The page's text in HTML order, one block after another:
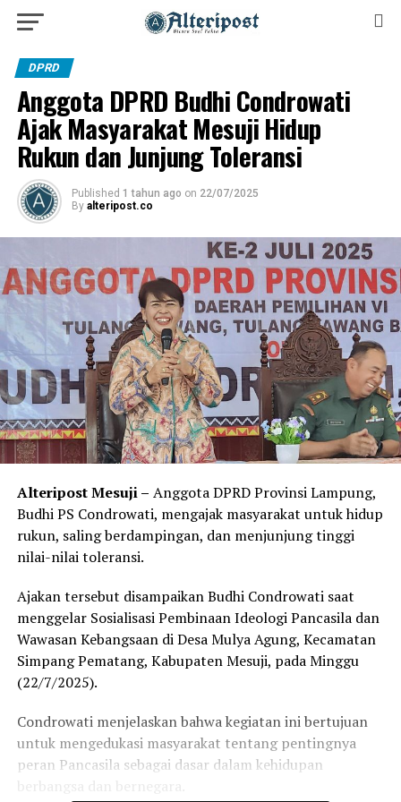
DPRD
Anggota DPRD Budhi Condrowati
Ajak Masyarakat Mesuji Hidup
Rukun dan Junjung Toleransi
Published 1 tahun ago on 22/07/2025
By alteripost.co
Alteripost Mesuji – Anggota DPRD Provinsi Lampung,
Budhi PS Condrowati, mengajak masyarakat untuk hidup
rukun, saling berdampingan, dan menjunjung tinggi
nilai-nilai toleransi.
Ajakan tersebut disampaikan Budhi Condrowati saat
menggelar Sosialisasi Pembinaan Ideologi Pancasila dan
Wawasan Kebangsaan di Desa Mulya Agung, Kecamatan
Simpang Pematang, Kabupaten Mesuji, pada Minggu
(22/7/2025).
Condrowati menjelaskan bahwa kegiatan ini bertujuan
untuk mengedukasi masyarakat tentang pentingnya
peran Pancasila sebagai dasar dalam kehidupan